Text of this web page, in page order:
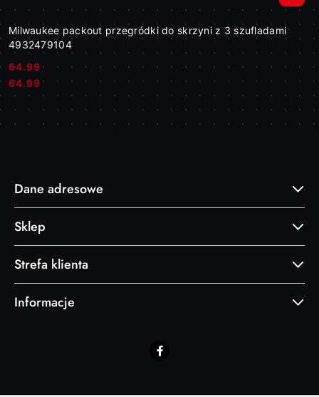
Milwaukee packout przegródki do skrzyni z 3 szufladami
4932479104
Cena:
64.99
Cena:
64.99
Dane adresowe
Sklep
Strefa klienta
Informacje